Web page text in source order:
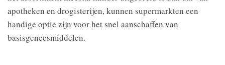
apotheken en drogisterijen, kunnen supermarkten een
handige optie zijn voor het snel aanschaffen van
basisgeneesmiddelen.